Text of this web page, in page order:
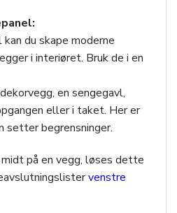
du skape moderne
i interiøret. Bruk de i en
en sengegavl,
eller i taket. Her er
setter begrensninger.
på en vegg, løses dette
venstre